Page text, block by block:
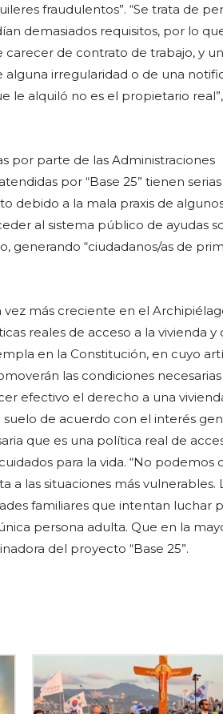
fraudulentos”. “Se trata de
demasiados requisitos, por lo
de contrato de trabajo, y
alguna irregularidad o de una
le alquiló no es el propietario real”,
por parte de las Administraciones
por “Base 25” tienen serias
debido a la mala praxis de
al sistema público de ayudas
generando “ciudadanos/as de
más creciente en el
reales de acceso a la vivienda y
en la Constitución, en cuyo
las condiciones
efectivo el derecho a una
de acuerdo con el interés
que es una política real de
para la vida. “No podemos
a las situaciones más vulnerables.
familiares que intentan luchar
persona adulta. Que en la
del proyecto “Base 25”.